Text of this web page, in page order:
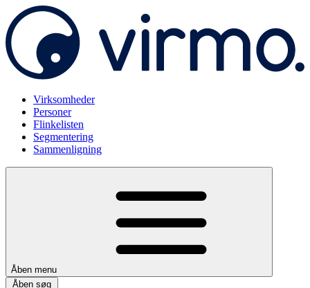
Virksomheder
Personer
Flinkelisten
Segmentering
Sammenligning
Åben menu
Åben søg